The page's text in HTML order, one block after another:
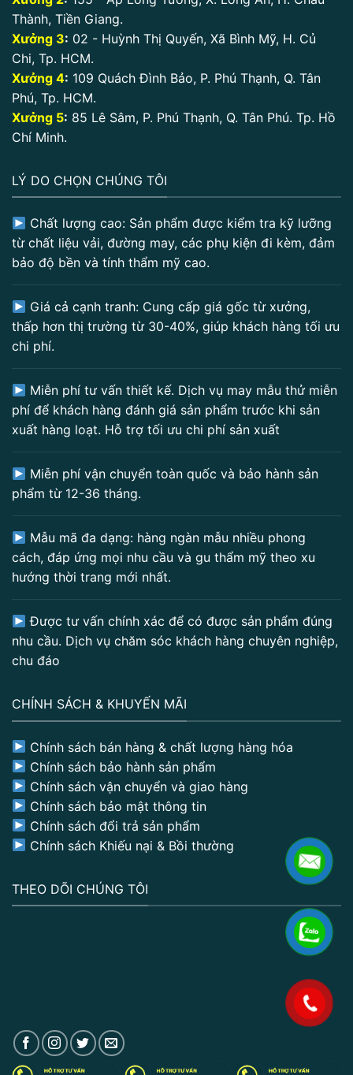
Thành, Tiền Giang.
Xưởng 3: 02 - Huỳnh Thị Quyến, Xã Bình Mỹ, H. Củ
Chi, Tp. HCM.
Xưởng 4: 109 Quách Đình Bảo, P. Phú Thạnh, Q. Tân
Phú, Tp. HCM.
Xưởng 5: 85 Lê Sâm, P. Phú Thạnh, Q. Tân Phú. Tp. Hồ
Chí Minh.
LÝ DO CHỌN CHÚNG TÔI
Chất lượng cao: Sản phẩm được kiểm tra kỹ lưỡng
từ chất liệu vải, đường may, các phụ kiện đi kèm, đảm
bảo độ bền và tính thẩm mỹ cao.
Giá cả cạnh tranh: Cung cấp giá gốc từ xưởng,
thấp hơn thị trường từ 30-40%, giúp khách hàng tối ưu
chi phí.
Miễn phí tư vấn thiết kế. Dịch vụ may mẫu thử miễn
phí để khách hàng đánh giá sản phẩm trước khi sản
xuất hàng loạt. Hỗ trợ tối ưu chi phí sản xuất
Miễn phí vận chuyển toàn quốc và bảo hành sản
phẩm từ 12-36 tháng.
Mẫu mã đa dạng: hàng ngàn mẫu nhiều phong
cách, đáp ứng mọi nhu cầu và gu thẩm mỹ theo xu
hướng thời trang mới nhất.
Được tư vấn chính xác để có được sản phẩm đúng
nhu cầu. Dịch vụ chăm sóc khách hàng chuyên nghiệp,
chu đáo
CHÍNH SÁCH & KHUYẾN MÃI
Chính sách bán hàng & chất lượng hàng hóa
Chính sách bảo hành sản phẩm
Chính sách vận chuyển và giao hàng
Chính sách bảo mật thông tin
Chính sách đổi trả sản phẩm
Chính sách Khiếu nại & Bồi thường
THEO DÕI CHÚNG TÔI
.